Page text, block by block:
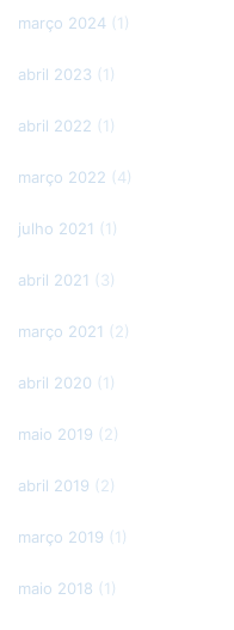
março 2024 (1)
abril 2023 (1)
abril 2022 (1)
março 2022 (4)
julho 2021 (1)
abril 2021 (3)
março 2021 (2)
abril 2020 (1)
maio 2019 (2)
abril 2019 (2)
março 2019 (1)
maio 2018 (1)